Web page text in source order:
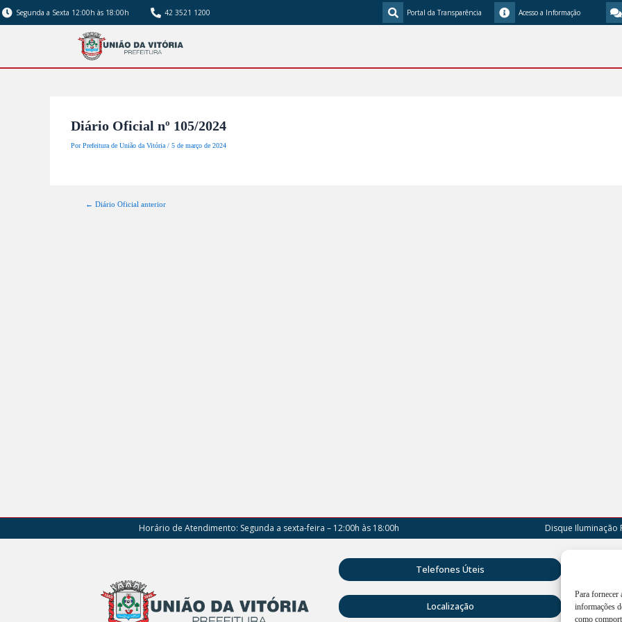
Para fornecer
informações
como
Segunda a Sexta 12:00h às 18:00h 42 3521 1200 Portal da Transparência Acesso a Informação
Diário Oficial nº 105/2024
PorPrefeitura de União da Vitória / 5 de março de 2024
← Diário Oficial anterior
Horário de Atendimento: Segunda a sexta-feira – 12:00h às 18:00h Disque Iluminação
Telefones Úteis
Localização